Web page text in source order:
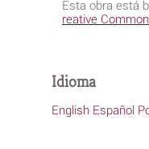
Esta obra está
reative
Idioma
English Español